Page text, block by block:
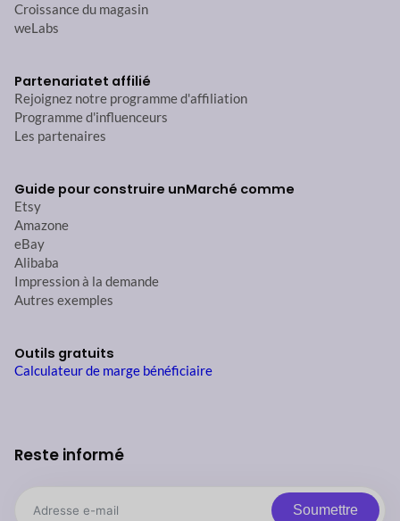
Croissance du magasin
weLabs
Partenariatet affilié
Rejoignez notre programme d'affiliation
Programme d'influenceurs
Les partenaires
Guide pour construire unMarché comme
Etsy
Amazone
eBay
Alibaba
Impression à la demande
Autres exemples
Outils gratuits
Calculateur de marge bénéficiaire
Reste informé
Soumettre